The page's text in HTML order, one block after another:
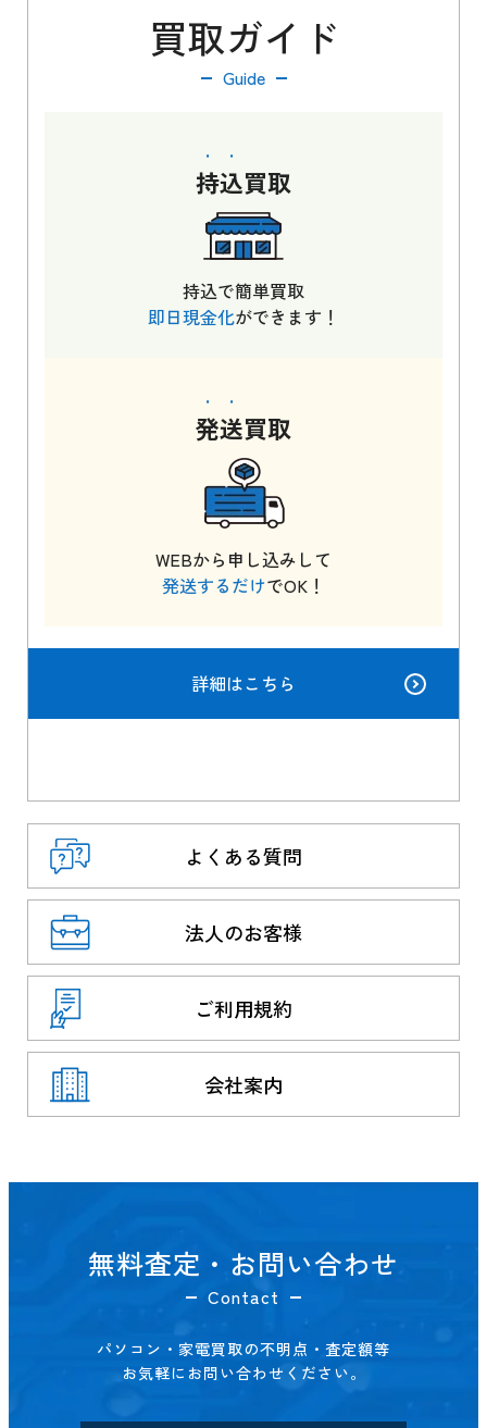
買取ガイド
Guide
持込買取
持込で簡単買取
即日現金化ができます！
発送買取
WEBから申し込みして
発送するだけでOK！
詳細はこちら
よくある質問
法人のお客様
ご利用規約
会社案内
無料査定・お問い合わせ
Contact
パソコン・家電買取の不明点・査定額等
お気軽にお問い合わせください。